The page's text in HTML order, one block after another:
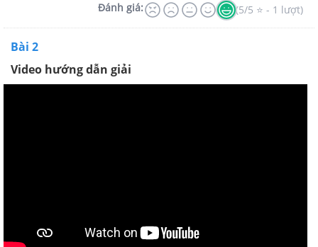
Đánh giá: (5/5 ⭐ - 1 lượt)
Bài 2
Video hướng dẫn giải